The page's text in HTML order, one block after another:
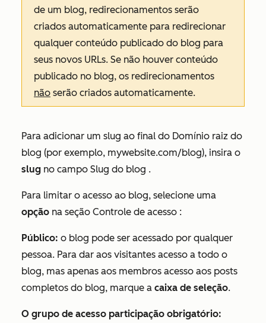
de um blog, redirecionamentos serão
criados automaticamente para redirecionar
qualquer conteúdo publicado do blog para
seus novos URLs. Se não houver conteúdo
publicado no blog, os redirecionamentos
não serão criados automaticamente.
Para adicionar um slug ao final do Domínio raiz do
blog (por exemplo, mywebsite.com/blog), insira o
slug no campo Slug do blog .
Para limitar o acesso ao blog, selecione uma
opção na seção Controle de acesso :
Público: o blog pode ser acessado por qualquer
pessoa. Para dar aos visitantes acesso a todo o
blog, mas apenas aos membros acesso aos posts
completos do blog, marque a caixa de seleção.
O grupo de acesso participação obrigatório: